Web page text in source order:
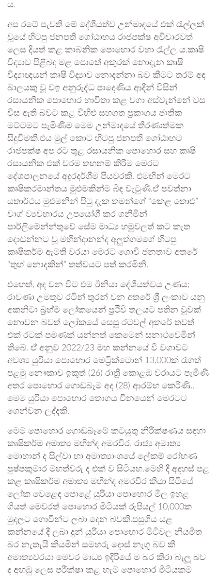
ය.
අප රටේ පැවති මේ දේශීයත්ව උන්මාදයේ එක් රැල්ලක්
වූයේ හිටපු ජනපති ගෝඨාභය රාජපක්ෂ අවිචාරවත්
ලෙස දියත් කළ කාබනික පොහොර වහා රැල්ල ය.කෘෂි
විද්‍යාව පිළිබඳ මළ පොතේ අකුරක් නොදැන කෘෂි
විද්‍යාඥයන් කෘෂි විද්‍යාව නොදන්නා බව කීමට තරම් අඳ
බාලයකු වූ වඉ අනුරුද්ධ පාදෙණිය ආදීන් විසින්
රසායනික පොහොර භාවිතා කළ වගා අස්වැන්නේ වස
විස ඇති බවට කළ විහිළු සහගත ප්‍රකාශය ජාතික
මට්ටමට පැමිණීම මෙම උන්මාදයේ තීරණාත්මක
සිදුවීමකි.එය මුල් කොට හිටපු ජනපති ගෝඨාභට
රාජපක්ෂ අප රට තුළ රසායනික පොහොර සහ කෘෂි
රසායනික එක් වරම තහනම් කිරීම මෙරට
දේශපාලනයේ අදූරදර්ශීම පියවරකි. එමඟින් මෙරට
කෘෂිකරමාන්තය මුළුමකින්ම බිඳ වැටුණි.ඒ පවත්නා
යතාර්ථය මුළුමනින් පිටු දැක තමන්ගේ “කෙළ තොළු”
වාග් ව්‍යවහාරය උපයෝගී කර ගනිමින්
පාර්ලිමේන්න්තුවේ සේම මාධ්‍ය හමුවලත් කට කැත
දොඩන්නට වූ මහින්දානන්ද අලුත්ගමගේ හිටපු
කෘෂිකර්ම ඇමති වරයා මෙරට ගොවි ජනතාව අතරේ
“තුහ් නොදකින්” තත්වයට පත් කරමිනි.
එහෙත්, අද වන විට එම ඊනියා දේශීයත්වය උණය;
රාවණා උමතුව රටින් තුරන් වන අතරේ ශ්‍රී ලංකාව යනු
අකනිටා බ්‍රහ්ම ලෝකයෙන් ප්‍රථිවි තලයට පතින වූවක්
නොවන බවත් ලෝකයේ සෙසු රටවල් අතරේ තවත්
එක් රටක් පමණක් යන්නත් කෙමෙන් සනාථවෙමින්
තිබේ. ඒ අනුව 2022/23 මහ කන්නයේ වී වගාවට
අවශ්‍ය යුරියා පොහොර මෙට්‍රික්ටොන් 13,000ක් රැගත්
පළමු නෞකාව ඉකුත් (26) රාත්‍රී කොළඹ වරායට පැමිණි
අතර පොහොර ගොඩබෑම අද (28) ආරම්භ කෙරිණි..
මෙම යුරියා පොහොර තොගය චීනයෙන් මෙරටට
ගෙන්වන ලද්දකි.
මෙම පොහොර ගොඩබෑමේ කටයුතු නිරීක්ෂණය සඳහා
කෘෂිකර්ම අමාත්‍ය මහින්ද අමරවීර, රාජ්‍ය අමාත්‍ය
මොහාන් ද සිල්වා හා අමාත්‍යාංශයේ ලේකම් රෝහණ
පුෂ්පකුමාර මහත්වරු ද එක් ව සිටියහ.මෙහි දී අදහස් පළ
කළ කෘෂිකර්ම අමාත්‍ය මහින්ද අමරවීර කියා සිටියේ
ලෝක වෙළෙඳ පොළේ යුරියා පොහොර මිල ඉහළ
ගියත් මෙවරත් පොහොර මිටියක් රුපියල් 10,000ක
මුදලට ගොවීන්ට ලබා දෙන බවකි.පසුගිය යළ
කන්නයේ දී ලබා දුන් යුරියා පොහොර මිටිවල නියමිත
බර නැතැයි කියමින් සමහරු දොස් නැගූ බව කී
අමාත්‍යවරයා මෙවර මාධ්‍ය ඉදිරියේ ම බර කිරා බැලූ බව
ද අහඹු ලෙස පරීක්ෂා කළ හැම පොහොර මිටියකම